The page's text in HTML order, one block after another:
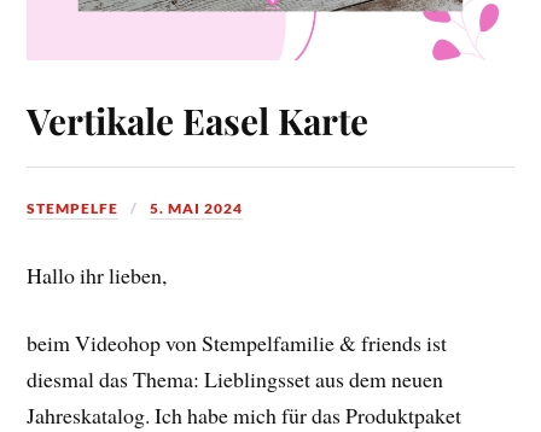
Vertikale Easel Karte
STEMPELFE 5. MAI 2024
Hallo ihr lieben,
beim Videohop von Stempelfamilie & friends ist
diesmal das Thema: Lieblingsset aus dem neuen
Jahreskatalog. Ich habe mich für das Produktpaket